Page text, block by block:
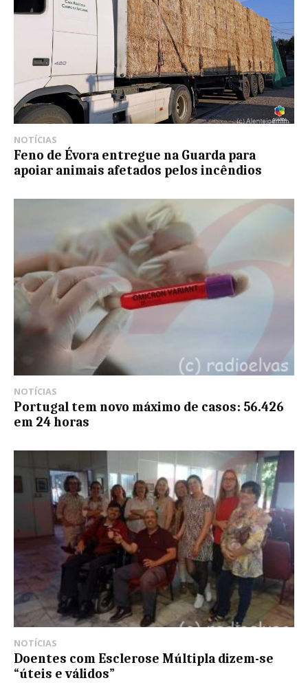
NOTÍCIAS
Feno de Évora entregue na Guarda para
apoiar animais afetados pelos incêndios
NOTÍCIAS
Portugal tem novo máximo de casos: 56.426
em 24 horas
NOTÍCIAS
Doentes com Esclerose Múltipla dizem-se
“úteis e válidos”